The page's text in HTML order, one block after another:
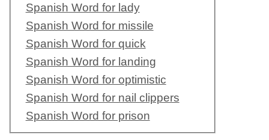
Spanish Word for lady
Spanish Word for missile
Spanish Word for quick
Spanish Word for landing
Spanish Word for optimistic
Spanish Word for nail clippers
Spanish Word for prison